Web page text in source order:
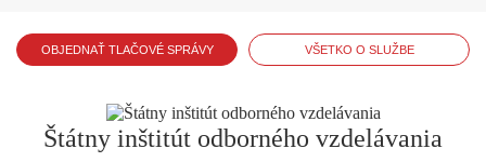
OBJEDNAŤ TLAČOVÉ SPRÁVY VŠETKO O SLUŽBE
Štátny inštitút odborného vzdelávania